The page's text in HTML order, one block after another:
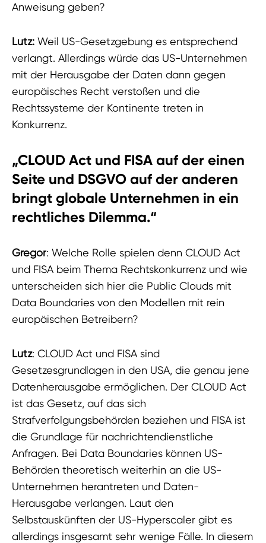
Anweisung geben?
Lutz: Weil US-Gesetzgebung es entsprechend
verlangt. Allerdings würde das US-Unternehmen
mit der Herausgabe der Daten dann gegen
europäisches Recht verstoßen und die
Rechtssysteme der Kontinente treten in
Konkurrenz.
„CLOUD Act und FISA auf der einen
Seite und DSGVO auf der anderen
bringt globale Unternehmen in ein
rechtliches Dilemma.“
Gregor: Welche Rolle spielen denn CLOUD Act
und FISA beim Thema Rechtskonkurrenz und wie
unterscheiden sich hier die Public Clouds mit
Data Boundaries von den Modellen mit rein
europäischen Betreibern?
Lutz: CLOUD Act und FISA sind
Gesetzesgrundlagen in den USA, die genau jene
Datenherausgabe ermöglichen. Der CLOUD Act
ist das Gesetz, auf das sich
Strafverfolgungsbehörden beziehen und FISA ist
die Grundlage für nachrichtendienstliche
Anfragen. Bei Data Boundaries können US-
Behörden theoretisch weiterhin an die US-
Unternehmen herantreten und Daten-
Herausgabe verlangen. Laut den
Selbstauskünften der US-Hyperscaler gibt es
allerdings insgesamt sehr wenige Fälle. In diesem